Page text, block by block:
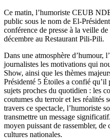
Ce matin, l’humoriste CEUB
public sous le nom de El-
conférence de presse à la veille
décembre au Restaurant Pili-Pili.
Dans une atmosphère d’humour,
journalistes les motivations qui
Show, ainsi que les thèmes
Présidenté 5 Étoiles a confié qu’il
sujets proches du quotidien : les
coutumes du terroir et les réalités
travers ce spectacle, l’humoriste
transmettre un message
moyen puissant de rassembler,
cultures nationales.